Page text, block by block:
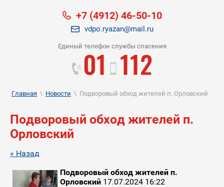
+7 (4912) 46-50-10
vdpo.ryazan@mail.ru
Единый телефон службы спасения
01 112
Главная \ Новости \ Подворовый обход жителей п. Орловский
Подворовый обход жителей п.
Орловский
« Назад
Подворовый обход жителей п.
Орловский 17.07.2024 16:22